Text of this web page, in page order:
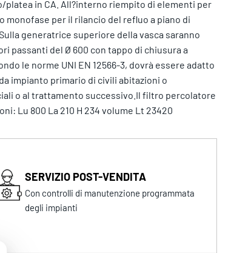
in CA. All?interno riempito di elementi per
monofase per il rilancio del refluo a piano di
generatrice superiore della vasca saranno
passanti del Ø 600 con tappo di chiusura a
le norme UNI EN 12566-3, dovrà essere adatto
impianto primario di civili abitazioni o
o al trattamento successivo.Il filtro percolatore
Lu 800 La 210 H 234 volume Lt 23420
SERVIZIO POST-VENDITA
Con controlli di manutenzione programmata
degli impianti